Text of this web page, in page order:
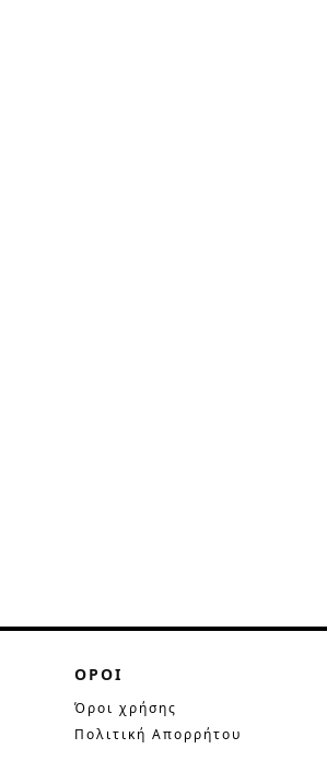
ΟΡΟΙ
Όροι χρήσης
Πολιτική Απορρήτου